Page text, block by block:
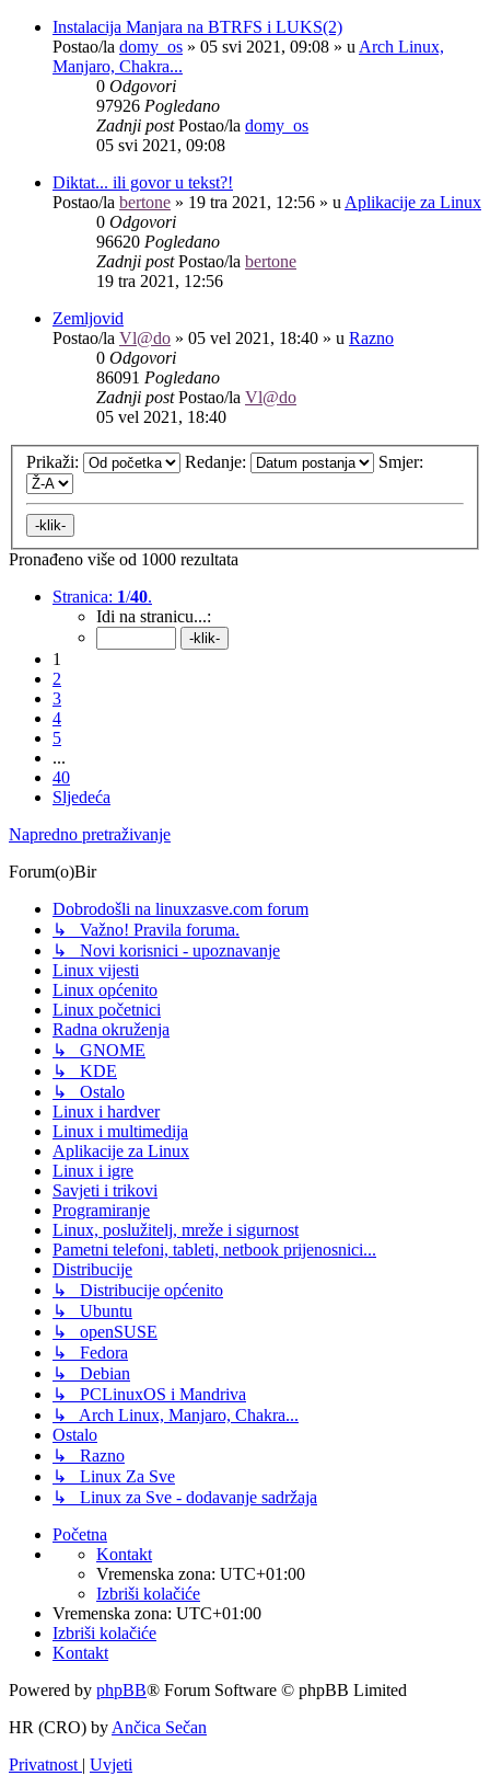
Instalacija Manjara na BTRFS i LUKS(2)
Postao/la domy_os » 05 svi 2021, 09:08 » u Arch Linux,
Manjaro, Chakra...
0 Odgovori
97926 Pogledano
Zadnji postPostao/la domy_os
05 svi 2021, 09:08
Diktat... ili govor u tekst?!
Postao/la bertone » 19 tra 2021, 12:56 » u Aplikacije za Linux
0 Odgovori
96620 Pogledano
Zadnji postPostao/la bertone
19 tra 2021, 12:56
Zemljovid
Postao/la Vl@do » 05 vel 2021, 18:40 » u Razno
0 Odgovori
86091 Pogledano
Zadnji postPostao/la Vl@do
05 vel 2021, 18:40
Prikaži: Redanje: Smjer:
Pronađeno više od 1000 rezultata
Stranica: 1/40.
Idi na stranicu...:
1
2
3
4
5
...
40
Sljedeća
Napredno pretraživanje
Forum(o)Bir
Dobrodošli na linuxzasve.com forum
↳ Važno! Pravila foruma.
↳ Novi korisnici - upoznavanje
Linux vijesti
Linux općenito
Linux početnici
Radna okruženja
↳ GNOME
↳ KDE
↳ Ostalo
Linux i hardver
Linux i multimedija
Aplikacije za Linux
Linux i igre
Savjeti i trikovi
Programiranje
Linux, poslužitelj, mreže i sigurnost
Pametni telefoni, tableti, netbook prijenosnici...
Distribucije
↳ Distribucije općenito
↳ Ubuntu
↳ openSUSE
↳ Fedora
↳ Debian
↳ PCLinuxOS i Mandriva
↳ Arch Linux, Manjaro, Chakra...
Ostalo
↳ Razno
↳ Linux Za Sve
↳ Linux za Sve - dodavanje sadržaja
Početna
Kontakt
Vremenska zona: UTC+01:00
Izbriši kolačiće
Vremenska zona: UTC+01:00
Izbriši kolačiće
Kontakt
Powered by phpBB® Forum Software © phpBB Limited
HR (CRO) byAnčica Sečan
Privatnost
Uvjeti